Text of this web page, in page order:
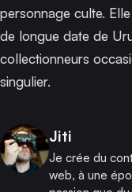
personnage culte.
de longue date de
collectionneurs
singulier.
Publié par
Jiti
Je crée du
web, à une